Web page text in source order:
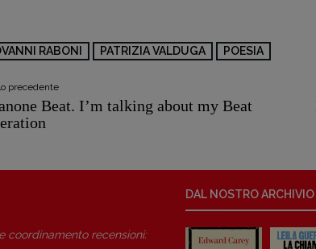
RABONI PATRIZIA VALDUGA POESIA
precedente
Beat. I’m talking about my Beat
coordinamento recensioni:
DAL NOSTRO ARCHIVIO